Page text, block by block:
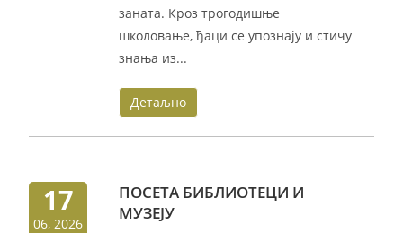
заната. Кроз трогодишње
школовање, ђаци се упознају и стичу
знања из...
Детаљно
17
06, 2026
ПОСЕТА БИБЛИОТЕЦИ И
МУЗЕЈУ